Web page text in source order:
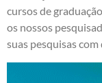
cursos de
os nossos
suas pesquisas